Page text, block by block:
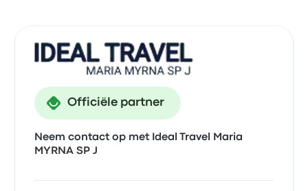
Officiële partner
Neem contact op met Ideal Travel Maria
MYRNA SP J